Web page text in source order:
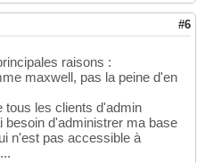
#6
raisons :
maxwell, pas la peine d'en
tous les clients d'admin
besoin d'administrer ma base
n'est pas accessible à